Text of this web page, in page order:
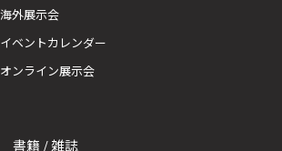
海外展示会
イベントカレンダー
オンライン展示会
書籍 / 雑誌